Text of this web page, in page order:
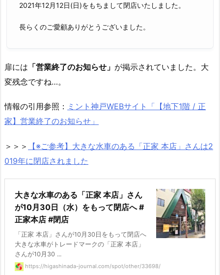
2021年12月12日(日)をもちまして閉店いたしました。
長らくのご愛顧ありがとうございました。
扉には 「営業終了のお知らせ」 が掲示されていました。大
変残念ですね…。
情報の引用参照： ミント神戸WEBサイト「【地下1階 / 正
家】営業終了のお知らせ」
＞＞＞
【※ご参考】大きな水車のある「正家 本店」さんは2
019年に閉店されました
大きな水車のある「正家 本店」さん
が10月30日（水）をもって閉店へ #
正家本店 #閉店
「正家 本店」さんが10月30日をもって閉店へ
大きな水車がトレードマークの「正家 本店」
さんが10月30 ...
https://higashinada-journal.com/spot/other/33698/